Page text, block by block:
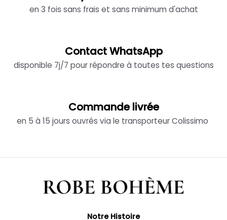
en 3 fois sans frais et sans minimum d'achat
Contact WhatsApp
disponible 7j/7 pour répondre à toutes tes questions
Commande livrée
en 5 à 15 jours ouvrés via le transporteur Colissimo
Notre Histoire